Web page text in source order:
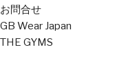
お問合せ
GB Wear Japan
THE GYMS